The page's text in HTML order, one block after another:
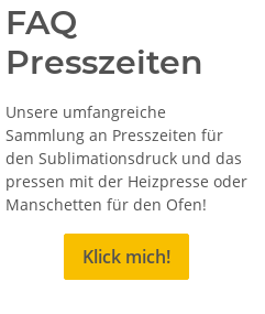
FAQ
Presszeiten
Unsere umfangreiche
Sammlung an Presszeiten für
den Sublimationsdruck und das
pressen mit der Heizpresse oder
Manschetten für den Ofen!
Klick mich!